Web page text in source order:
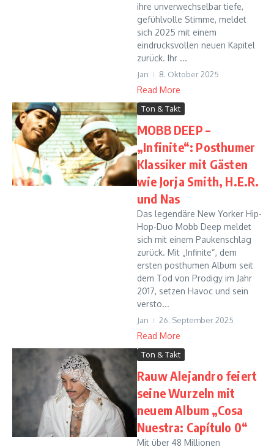
ihre unverwechselbar tiefe,
gefühlvolle Stimme, meldet
sich 2025 mit einem
eindrucksvollen neuen Kapitel
zurück. Ihr ...
Jan 8. Oktober 2025
Read More
Ton & Takt
MOBB DEEP –
„Infinite“: Posthumer
Klassiker mit Gästen
wie Jorja Smith, H.E.R.
und Nas
Das legendäre New Yorker Hip-
Hop-Duo Mobb Deep meldet
sich mit einem Paukenschlag
zurück. Mit „Infinite“, dem
ersten posthumen Album seit
dem Tod von Prodigy im Jahr
2017, setzen Havoc und sein
versto...
Jan 26. September 2025
Read More
Ton & Takt
Rauw Alejandro feiert
seine Wurzeln mit
neuem Album „Cosa
Nuestra: Capítulo 0“
Mit über 48 Millionen